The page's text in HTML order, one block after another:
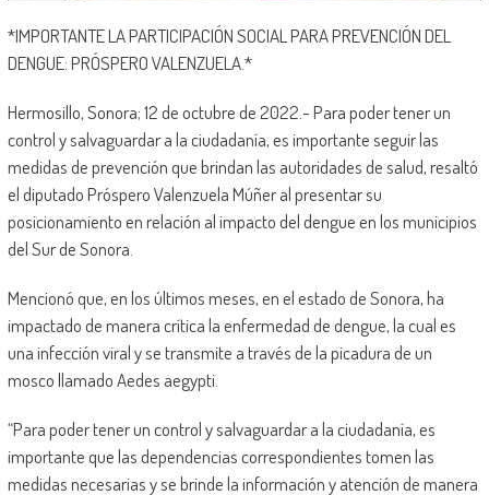
*IMPORTANTE LA PARTICIPACIÓN SOCIAL PARA PREVENCIÓN DEL
DENGUE: PRÓSPERO VALENZUELA.*
Hermosillo, Sonora; 12 de octubre de 2022.- Para poder tener un
control y salvaguardar a la ciudadanía, es importante seguir las
medidas de prevención que brindan las autoridades de salud, resaltó
el diputado Próspero Valenzuela Múñer al presentar su
posicionamiento en relación al impacto del dengue en los municipios
del Sur de Sonora.
Mencionó que, en los últimos meses, en el estado de Sonora, ha
impactado de manera crítica la enfermedad de dengue, la cual es
una infección viral y se transmite a través de la picadura de un
mosco llamado Aedes aegypti.
“Para poder tener un control y salvaguardar a la ciudadanía, es
importante que las dependencias correspondientes tomen las
medidas necesarias y se brinde la información y atención de manera